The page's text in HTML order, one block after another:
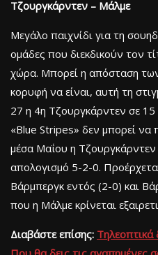
Τζουργκάρντεν – Μάλμε
Μεγάλο παιχνίδι για τη
ομάδες που διεκδικούν τον
χώρα. Μπορεί η απόσταση
κορυφή να είναι, αυτή τη
27 η 4η Τζουργκάρντεν σε
«Blue Stripes» δεν μπορεί να
μέσα Μαΐου η Τζουργκάρντεν
απολογισμό 5-2-0.
Βάρμπεργκ εντός (2-0) και
που η Μάλμε κρίνεται
Διαβάστε επίσης: Τηλεοπτικά